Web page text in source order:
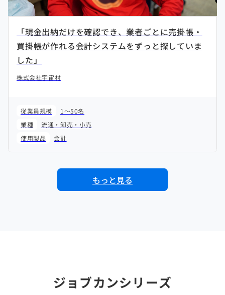
「現金出納だけを確認でき、業者ごとに売掛帳・
買掛帳が作れる会計システムをずっと探していま
した」
株式会社宇宙村
従業員規模
1～50名
業種
流通・卸売・小売
使用製品
会計
もっと見る
ジョブカンシリーズ